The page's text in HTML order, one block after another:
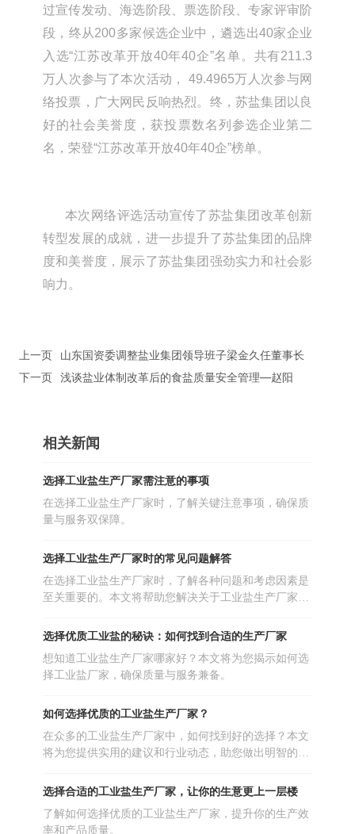
过宣传发动、海选阶段、票选阶段、专家评审阶
段，终从200多家候选企业中，遴选出40家企业
入选“江苏改革开放40年40企”名单。共有211.3
万人次参与了本次活动， 49.4965万人次参与网
络投票，广大网民反响热烈。终，苏盐集团以良
好的社会美誉度，获投票数名列参选企业第二
名，荣登“江苏改革开放40年40企”榜单。
本次网络评选活动宣传了苏盐集团改革创新
转型发展的成就，进一步提升了苏盐集团的品牌
度和美誉度，展示了苏盐集团强劲实力和社会影
响力。
上一页
山东国资委调整盐业集团领导班子梁金久任董事长
浅谈盐业体制改革后的食盐质量安全管理—赵阳
下一页
相关新闻
选择工业盐生产厂家需注意的事项
在选择工业盐生产厂家时，了解关键注意事项，确保质
量与服务双保障。
选择工业盐生产厂家时的常见问题解答
在选择工业盐生产厂家时，了解各种问题和考虑因素是
至关重要的。本文将帮助您解决关于工业盐生产厂家哪
选择优质工业盐的秘诀：如何找到合适的生产厂家
想知道工业盐生产厂家哪家好？本文将为您揭示如何选
择工业盐厂家，确保质量与服务兼备。
如何选择优质的工业盐生产厂家？
在众多的工业盐生产厂家中，如何找到好的选择？本文
将为您提供实用的建议和行业动态，助您做出明智的决
选择合适的工业盐生产厂家，让你的生意更上一层楼
了解如何选择优质的工业盐生产厂家，提升你的生产效
率和产品质量。